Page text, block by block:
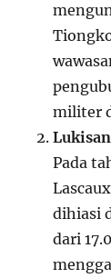
militer
Pada
dihiasi
dari